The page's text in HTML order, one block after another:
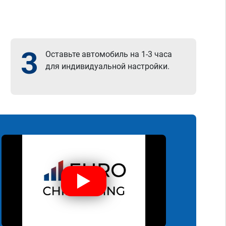
3
Оставьте автомобиль на 1-3 часа
для индивидуальной настройки.